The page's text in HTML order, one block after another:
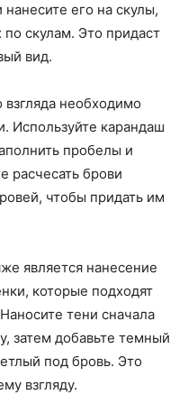
его на скулы,
скулам. Это придаст
вид.
взгляда необходимо
Используйте карандаш
пробелы и
расчесать брови
чтобы придать им
является нанесение
которые подходят
тени сначала
затем добавьте темный
под бровь. Это
взгляду.